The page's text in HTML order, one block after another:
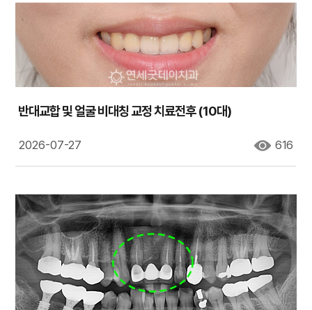
반대교합 및 얼굴 비대칭 교정 치료전후 (10대)
2026-07-27 616